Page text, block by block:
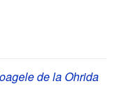
de la Ohrida